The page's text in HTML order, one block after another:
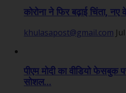
कोरोना ने फिर बढ़ाई चिंता,
khulasapost@gmail.com
पीएम मोदी का वीडियो फेसबुक
सोशल...